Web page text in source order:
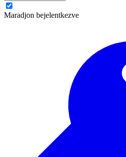
Maradjon bejelentkezve